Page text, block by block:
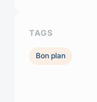
TAGS
Bon plan